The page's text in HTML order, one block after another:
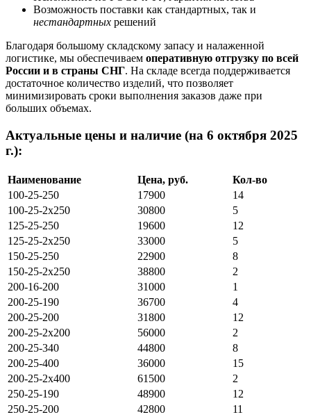
Возможность поставки как стандартных, так и
нестандартных решений
Благодаря большому складскому запасу и налаженной
логистике, мы обеспечиваем оперативную отгрузку по всей
России и в страны СНГ. На складе всегда поддерживается
достаточное количество изделий, что позволяет
минимизировать сроки выполнения заказов даже при
больших объемах.
Актуальные цены и наличие (на 6 октября 2025
г.):
Наименование Цена, руб.
Кол-во
100-25-250
17900
14
100-25-2х250
30800
5
125-25-250
19600
12
125-25-2х250
33000
5
150-25-250
22900
8
150-25-2х250
38800
2
200-16-200
31000
1
200-25-190
36700
4
200-25-200
31800
12
200-25-2х200
56000
2
200-25-340
44800
8
200-25-400
36000
15
200-25-2х400
61500
2
250-25-190
48900
12
250-25-200
42800
11